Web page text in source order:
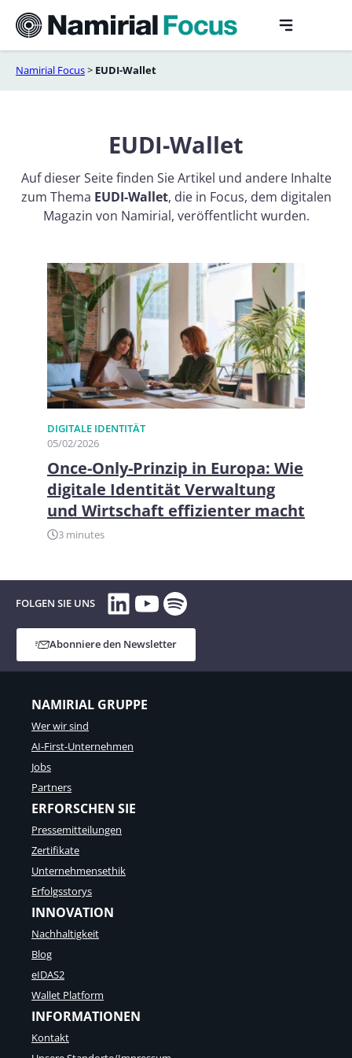
content
Namirial Focus> EUDI-Wallet
EUDI-Wallet
Auf dieser Seite finden Sie Artikel und andere Inhalte
zum Thema EUDI-Wallet, die in Focus, dem digitalen
Magazin von Namirial, veröffentlicht wurden.
DIGITALE IDENTITÄT
05/02/2026
Once-Only-Prinzip in Europa: Wie
digitale Identität Verwaltung
und Wirtschaft effizienter macht
3 minutes
FOLGEN SIE UNS LinkedIn
YouTube
Spotify
Abonniere den Newsletter
NAMIRIAL GRUPPE
Wer wir sind
AI-First-Unternehmen
Jobs
Partners
ERFORSCHEN SIE
Pressemitteilungen
Zertifikate
Unternehmensethik
Erfolgsstorys
INNOVATION
Nachhaltigkeit
Blog
eIDAS2
Wallet Platform
INFORMATIONEN
Kontakt